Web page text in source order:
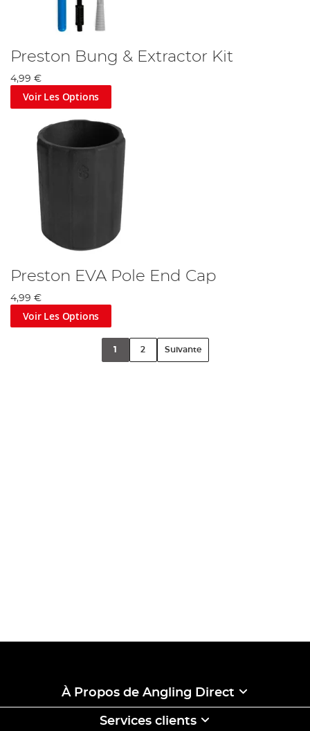
Preston Bung & Extractor Kit
4,99 €
Voir Les Options
Preston EVA Pole End Cap
4,99 €
Voir Les Options
1 2 Suivante
À Propos de Angling Direct
Services clients